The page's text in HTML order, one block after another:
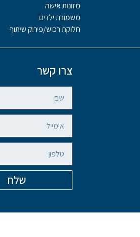
מזונות אישה
משמורת ילדים
חלוקת רכוש/פירוק שיתוף
צרו קשר
שלח